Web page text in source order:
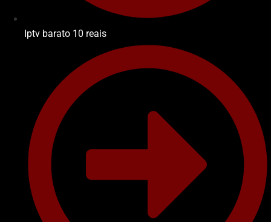
Iptv barato 10 reais